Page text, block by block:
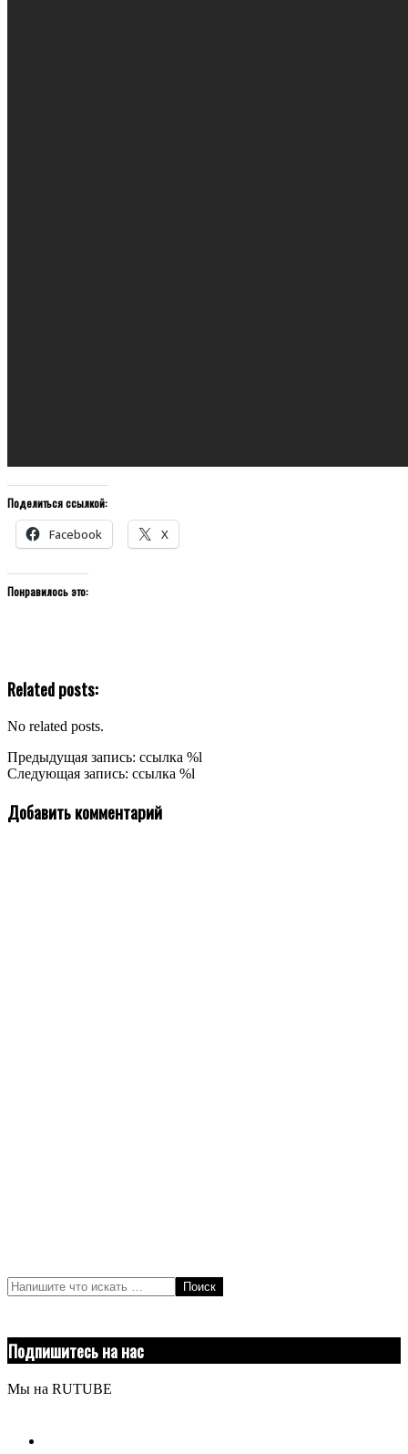
Поделиться ссылкой:
Facebook X
Понравилось это:
Related posts:
No related posts.
2020-
02-
Предыдущая запись: ссылка %l
Следующая запись: ссылка %l
Добавить комментарий
Поиск
Подпишитесь на нас
Мы на RUTUBE